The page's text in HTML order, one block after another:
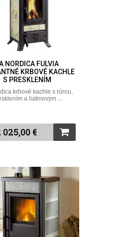
NORDICA FULVIA
KRBOVÉ KACHLE
S PRESKLENÍM
krbové kachle s rúrou,
a liatinovým ...
025,00 €